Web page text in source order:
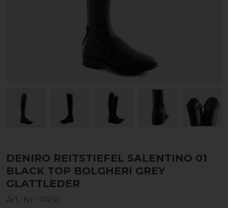
DENIRO REITSTIEFEL SALENTINO 01
BLACK TOP BOLGHERI GREY
GLATTLEDER
Art.-Nr.: 11450